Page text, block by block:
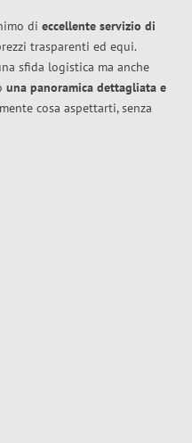
di eccellente servizio di
trasparenti ed equi.
sfida logistica ma anche
una panoramica dettagliata e
cosa aspettarti, senza